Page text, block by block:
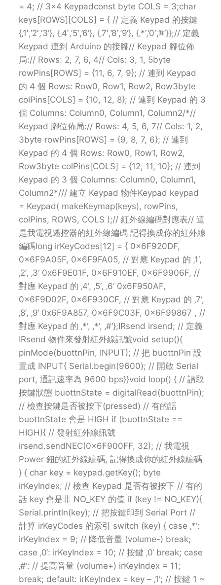
= 4; // 3×4 Keypadconst byte COLS = 3;char
keys[ROWS][COLS] = { // 定義 Keypad 的按鍵
{‚1′,’2′,’3‘}, {‚4′,’5′,’6‘}, {‚7′,’8′,’9‘}, {‚*‘,’0′,’#‘}};// 定義
Keypad 連到 Arduino 的接腳// Keypad 腳位佈
局:// Rows: 2, 7, 6, 4// Cols: 3, 1, 5byte
rowPins[ROWS] = {11, 6, 7, 9}; // 連到 Keypad
的 4 個 Rows: Row0, Row1, Row2, Row3byte
colPins[COLS] = {10, 12, 8}; // 連到 Keypad 的 3
個 Columns: Column0, Column1, Column2/*//
Keypad 腳位佈局:// Rows: 4, 5, 6, 7// Cols: 1, 2,
3byte rowPins[ROWS] = {9, 8, 7, 6}; // 連到
Keypad 的 4 個 Rows: Row0, Row1, Row2,
Row3byte colPins[COLS] = {12, 11, 10}; // 連到
Keypad 的 3 個 Columns: Column0, Column1,
Column2*/// 建立 Keypad 物件Keypad keypad
= Keypad( makeKeymap(keys), rowPins,
colPins, ROWS, COLS );// 紅外線編碼對應表// 這
是我電視遙控器的紅外線編碼 記得換成你的紅外線
編碼long irKeyCodes[12] = { 0x6F920DF,
0x6F9A05F, 0x6F9FA05, // 對應 Keypad 的 ‚1‘,
‚2‘, ‚3‘ 0x6F9E01F, 0x6F910EF, 0x6F9906F, //
對應 Keypad 的 ‚4‘, ‚5‘, ‚6‘ 0x6F950AF,
0x6F9D02F, 0x6F930CF, // 對應 Keypad 的 ‚7‘,
‚8‘, ‚9‘ 0x6F9A857, 0x6F9C03F, 0x6F99867 , //
對應 Keypad 的 ‚*‘, ‚*‘, ‚#‘};IRsend irsend; // 定義
IRsend 物件來發射紅外線訊號void setup(){
pinMode(buottnPin, INPUT); // 把 buottnPin 設
置成 INPUT{ Serial.begin(9600); // 開啟 Serial
port, 通訊速率為 9600 bps}}void loop() { // 讀取
按鍵狀態 buottnState = digitalRead(buottnPin);
// 檢查按鍵是否被按下(pressed) // 有的話
buottnState 會是 HIGH if (buottnState ==
HIGH){ // 發射紅外線訊號
irsend.sendNEC(0x6F900FF, 32); // 我電視
Power 鈕的紅外線編碼, 記得換成你的紅外線編碼
} { char key = keypad.getKey(); byte
irKeyIndex; // 檢查 Keypad 是否有被按下 // 有的
話 key 會是非 NO_KEY 的值 if (key != NO_KEY){
Serial.println(key); // 把按鍵印到 Serial Port //
計算 irKeyCodes 的索引 switch (key) { case ‚*‘:
irKeyIndex = 9; // 降低音量 (volume-) break;
case ‚0‘: irKeyIndex = 10; // 按鍵 ‚0‘ break; case
‚#‘: // 提高音量 (volume+) irKeyIndex = 11;
break; default: irKeyIndex = key – ‚1‘; // 按鍵 1 ~